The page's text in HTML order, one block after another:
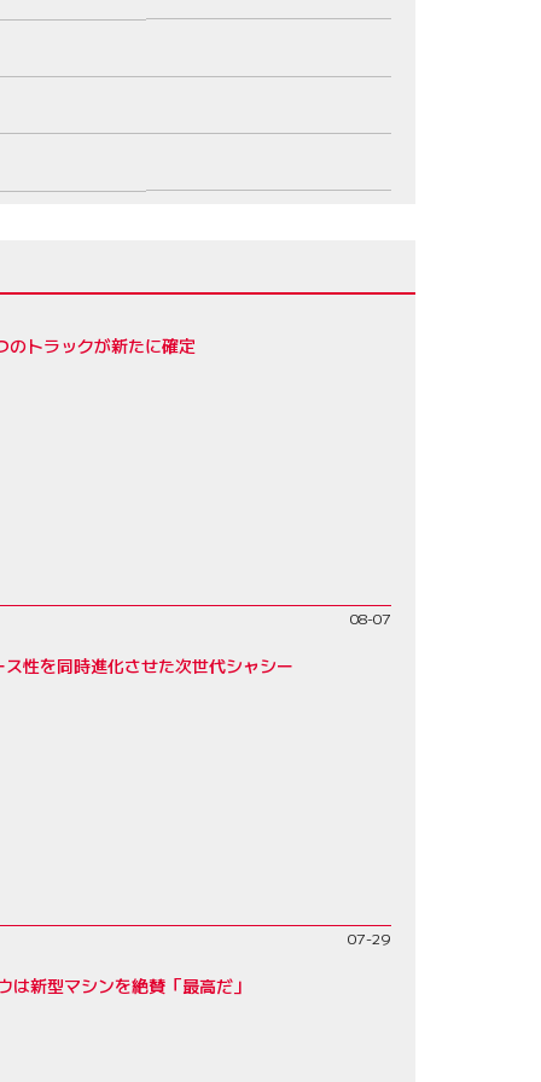
トラックが新たに確定
08-07
性を同時進化させた次世代シャシー
07-29
新型マシンを絶賛「最高だ」